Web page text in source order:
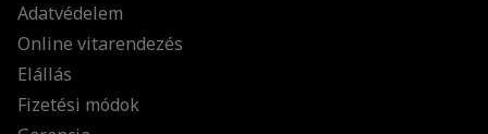
Adatvédelem
Online vitarendezés
Elállás
Fizetési módok